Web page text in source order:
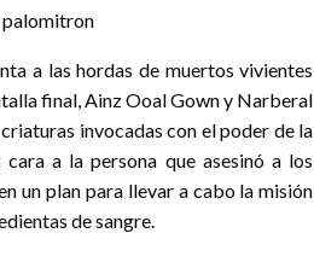
a las hordas de muertos vivientes
final, Ainz Ooal Gown y Narberal
invocadas con el poder de la
a la persona que asesinó a los
un plan para llevar a cabo la misión
de sangre.